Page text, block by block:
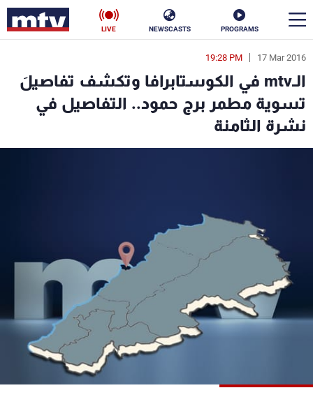
PROGRAMS
NEWSCASTS
LIVE
17 Mar 2016
19:28 PM
الـmtv في الكوستابرافا وتكشف تفاصيلَ
تسوية مطمر برج حمود.. التفاصيل في
نشرة الثامنة
en
الأخبار
سياسة
كأس العالم
البرامج
جدول البرامج
شاهد البرامج